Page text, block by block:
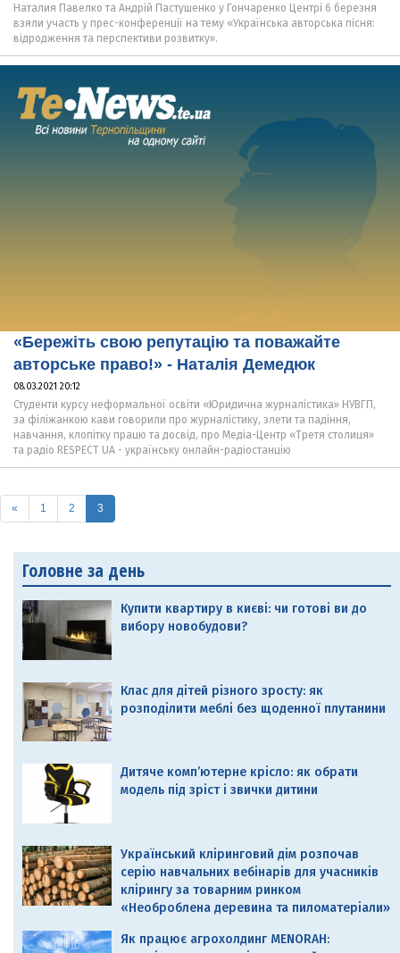
Наталия Павелко та Андрій Пастушенко у Гончаренко Центрі 6 березня
взяли участь у прес-конференції на тему «Українська авторська пісня:
відродження та перспективи розвитку».
«Бережіть свою репутацію та поважайте
авторське право!» - Наталія Демедюк
08.03.2021 20:12
Студенти курсу неформальної освіти «Юридична журналістика» НУВГП,
за філіжанкою кави говорили про журналістику, злети та падіння,
навчання, клопітку працю та досвід, про Медіа-Центр «Третя столиця»
та радіо RESPECT UA - українську онлайн-радіостанцію
« 1 2 3
Головне за день
Купити квартиру в києві: чи готові ви до
вибору новобудови?
Клас для дітей різного зросту: як
розподілити меблі без щоденної плутанини
Дитяче комп’ютерне крісло: як обрати
модель під зріст і звички дитини
Український кліринговий дім розпочав
серію навчальних вебінарів для учасників
клірингу за товарним ринком
«Необроблена деревина та пиломатеріали»
Як працює агрохолдинг MENORAH: